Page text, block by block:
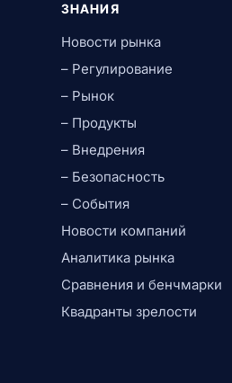
ЗНАНИЯ
Новости рынка
– Регулирование
– Рынок
– Продукты
– Внедрения
– Безопасность
– События
Новости компаний
Аналитика рынка
Сравнения и бенчмарки
Квадранты зрелости